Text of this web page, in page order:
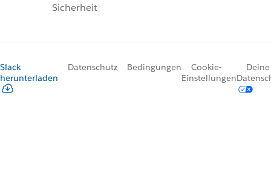
Sicherheit
Slack
herunterladen
Datenschutz Bedingungen
Cookie-
Einstellungen
Deine